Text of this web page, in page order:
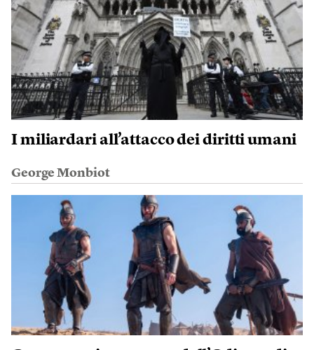
I miliardari all’attacco dei diritti umani
George Monbiot